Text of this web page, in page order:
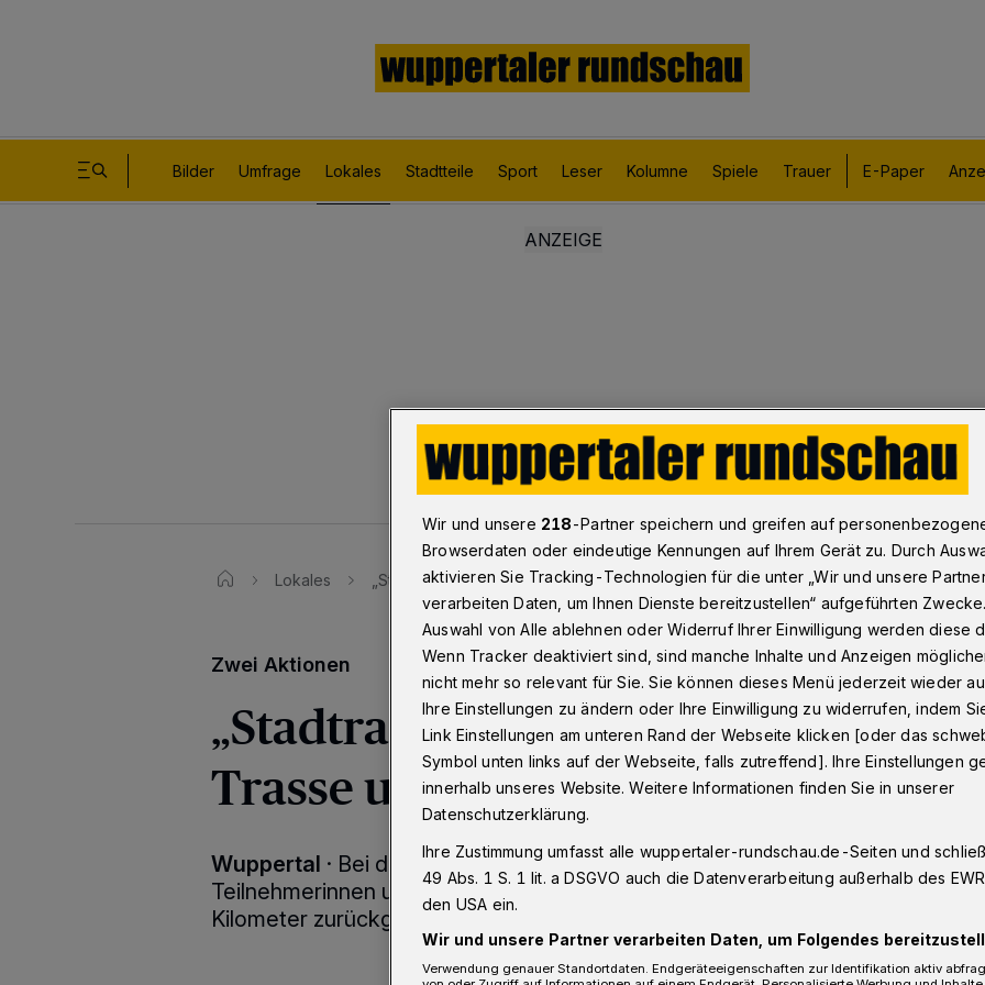
Bilder Umfrage Lokales Stadtteile Sport Leser Kolumne Spiele Trauer E-Paper
Lokales „Stadtradeln“: Snacks auf der Trasse und Prämierung
Zwei Aktionen
„Stadtradeln“: Snacks auf der
Trasse und die Prämierung
Wuppertal · Bei der Aktion „Stadtradeln“ haben rund 2.500
Teilnehmerinnen und Teilnehmer in Wuppertal mehr als 600.000
Kilometer zurückgelegt.
Wir und unsere 218-Partner speichern und greifen auf
Browserdaten oder eindeutige Kennungen auf Ihrem Gerät zu. Durch
aktivieren Sie Tracking-Technologien für die unter „Wir und unsere
verarbeiten Daten, um Ihnen Dienste bereitzustellen“ aufgeführten
Auswahl von Alle ablehnen oder Widerruf Ihrer Einwilligung werden diese
Wenn Tracker deaktiviert sind, sind manche Inhalte und Anzeigen
nicht mehr so relevant für Sie. Sie können dieses Menü jederzeit wieder
Ihre Einstellungen zu ändern oder Ihre Einwilligung zu widerrufen, indem
Link Einstellungen am unteren Rand der Webseite klicken [oder das
Symbol unten links auf der Webseite, falls zutreffend]. Ihre Einstellungen
innerhalb unseres Website. Weitere Informationen finden Sie in unserer
Datenschutzerklärung.
Ihre Zustimmung umfasst alle wuppertaler-rundschau.de-Seiten und
49 Abs. 1 S. 1 lit. a DSGVO auch die Datenverarbeitung außerhalb des
den USA ein.
Wir und unsere Partner verarbeiten Daten, um Folgendes
Verwendung genauer Standortdaten. Endgeräteeigenschaften zur Identifikation aktiv